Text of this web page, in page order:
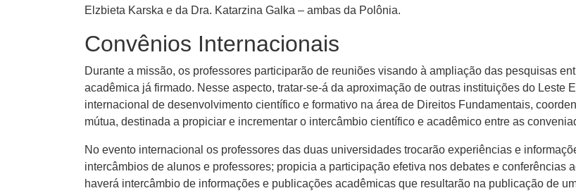
Elzbieta Karska e da Dra. Katarzina Galka – ambas da Polônia.
Convênios Internacionais
Durante a missão, os professores participarão de reuniões visando à ampliação das pesquisas
acadêmica já firmado. Nesse aspecto, tratar-se-á da aproximação de outras instituições do Leste
internacional de desenvolvimento científico e formativo na área de Direitos Fundamentais,
mútua, destinada a propiciar e incrementar o intercâmbio científico e acadêmico entre as
No evento internacional os professores das duas universidades trocarão experiências e
intercâmbios de alunos e professores; propicia a participação efetiva nos debates e conferências
haverá intercâmbio de informações e publicações acadêmicas que resultarão na publicação de